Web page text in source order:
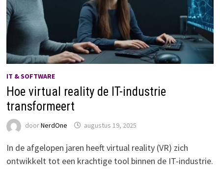
IT & SOFTWARE
Hoe virtual reality de IT-industrie
transformeert
doorNerdOne augustus 19, 2025
In de afgelopen jaren heeft virtual reality (VR) zich
ontwikkelt tot een krachtige tool binnen de IT-industrie.